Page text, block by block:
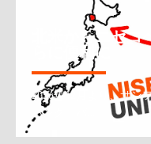
北米からニセ
らに便利に
2026年12月より、サン
バンクーバ…